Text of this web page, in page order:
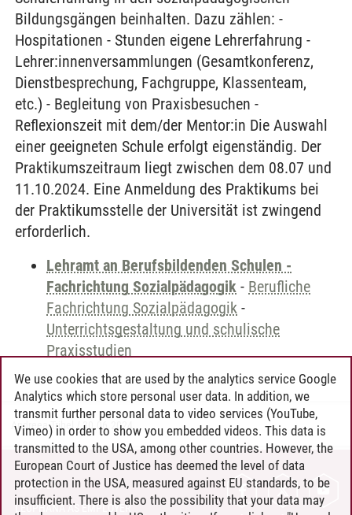
Bildungsgängen beinhalten. Dazu zählen: -
Hospitationen - Stunden eigene Lehrerfahrung -
Lehrer:innenversammlungen (Gesamtkonferenz,
Dienstbesprechung, Fachgruppe, Klassenteam,
etc.) - Begleitung von Praxisbesuchen -
Reflexionszeit mit dem/der Mentor:in Die Auswahl
einer geeigneten Schule erfolgt eigenständig. Der
Praktikumszeitraum liegt zwischen dem 08.07 und
11.10.2024. Eine Anmeldung des Praktikums bei
der Praktikumsstelle der Universität ist zwingend
erforderlich.
Lehramt an Berufsbildenden Schulen -
Fachrichtung Sozialpädagogik - Berufliche
Fachrichtung Sozialpädagogik -
Unterrichtsgestaltung und schulische
Praxisstudien
Andreea Tribel 30.06.2024
CONTACT
LEUPHANA AS EMPLOYER
We use cookies that are used by the analytics service Google
Analytics which store personal user data. In addition, we
transmit further personal data to video services (YouTube,
Vimeo) in order to show you embedded videos. This data is
transmitted to the USA, among other countries. However, the
European Court of Justice has deemed the level of data
protection in the USA, measured against EU standards, to be
insufficient. There is also the possibility that your data may